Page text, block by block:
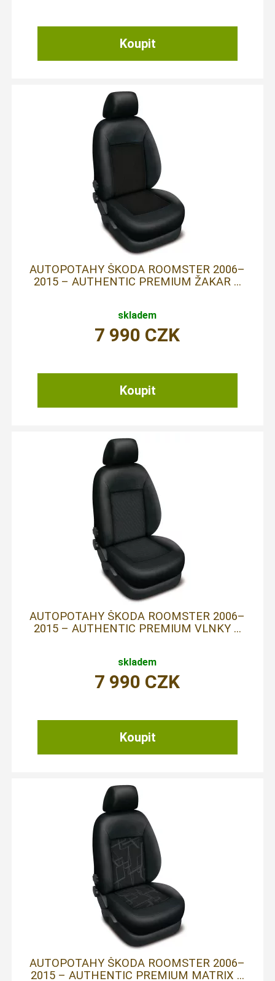
AUTOPOTAHY ŠKODA ROOMSTER 2006–
2015 – AUTHENTIC PREMIUM ŽAKAR ...
skladem
7 990 CZK
AUTOPOTAHY ŠKODA ROOMSTER 2006–
2015 – AUTHENTIC PREMIUM VLNKY ...
skladem
7 990 CZK
AUTOPOTAHY ŠKODA ROOMSTER 2006–
2015 – AUTHENTIC PREMIUM MATRIX ...